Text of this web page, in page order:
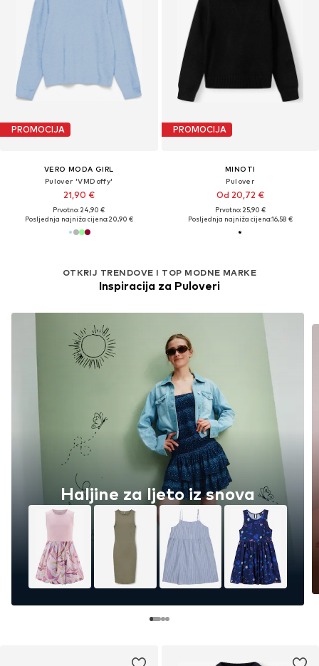
PROMOCIJA
VERO MODA GIRL
Pulover 'VMDoffy'
21,90 €
Prvotno: 24,90 €
Posljednja najniža cijena:20,90 €
PROMOCIJA
MINOTI
Pulover
Od 20,72 €
Prvotno: 25,90 €
Posljednja najniža cijena:16,58 €
OTKRIJ TRENDOVE I TOP MODNE MARKE
Inspiracija za Puloveri
Haljine za ljeto iz snova